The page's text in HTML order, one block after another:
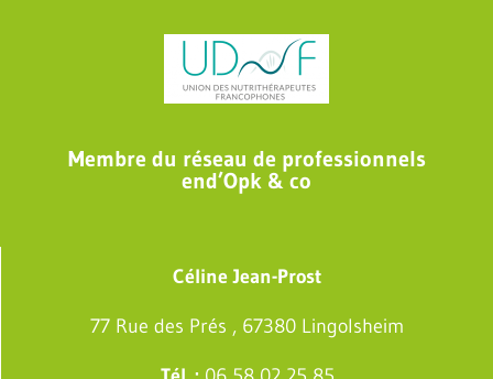
Membre du réseau de professionnels
end’Opk & co
Céline Jean-Prost
77 Rue des Prés , 67380 Lingolsheim